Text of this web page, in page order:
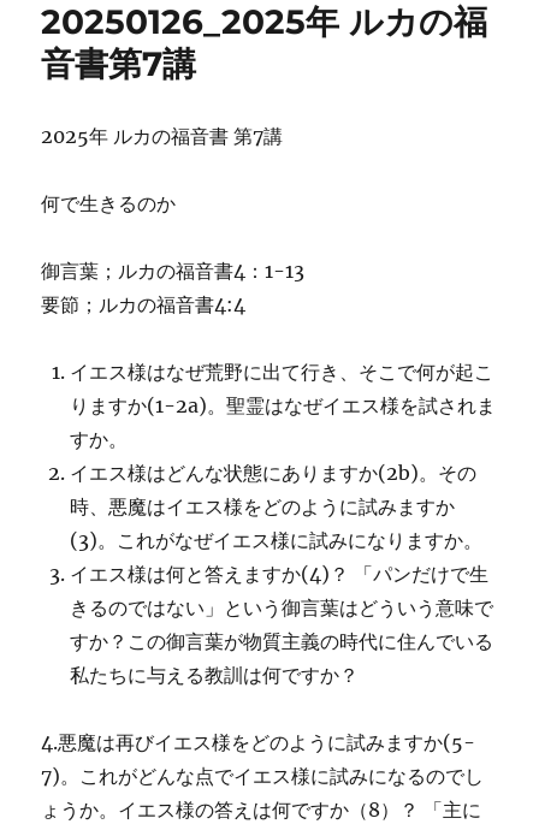
ー
の
8
20250126_2025年 ルカの福
音書第7講
2025年 ルカの福音書 第7講
何で生きるのか
御言葉；ルカの福音書4：1-13
要節；ルカの福音書4:4
イエス様はなぜ荒野に出て行き、そこで何が起こ
りますか(1-2a)。聖霊はなぜイエス様を試されま
すか。
イエス様はどんな状態にありますか(2b)。その
時、悪魔はイエス様をどのように試みますか
(3)。これがなぜイエス様に試みになりますか。
イエス様は何と答えますか(4)？ 「パンだけで生
きるのではない」という御言葉はどういう意味で
すか？この御言葉が物質主義の時代に住んでいる
私たちに与える教訓は何ですか？
4.悪魔は再びイエス様をどのように試みますか(5-
7)。これがどんな点でイエス様に試みになるのでし
ょうか。イエス様の答えは何ですか（8）？ 「主に